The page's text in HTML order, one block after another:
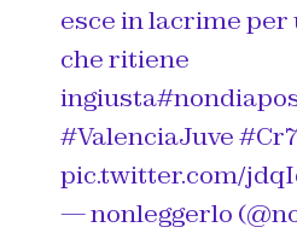
esce in lacrime per
che ritiene
ingiusta
#ValenciaJuve#Cr7
pic.twitter.com/
— nonleggerlo